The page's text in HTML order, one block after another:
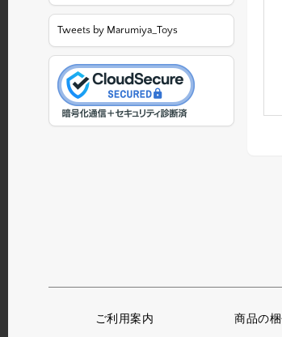
Tweets by Marumiya_Toys
ご利用案内 商品の